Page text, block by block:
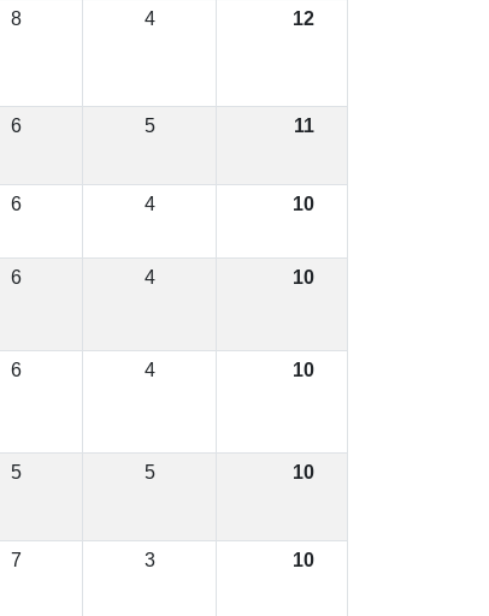
8 4 12
6 5 11
6 4 10
6 4 10
6 4 10
5 5 10
7 3 10